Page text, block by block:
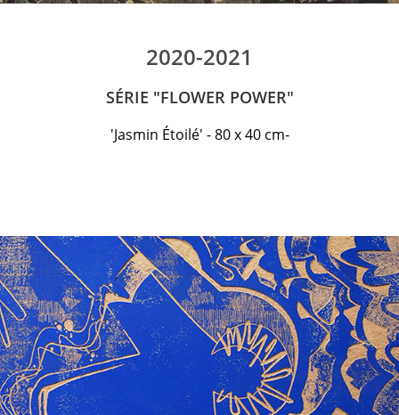
2020-2021
SÉRIE "FLOWER POWER"
'Jasmin Étoilé' - 80 x 40 cm-